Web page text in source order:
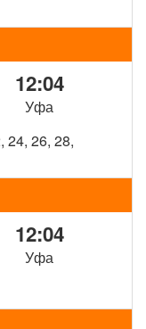
12:04
Уфа
24, 26, 28,
12:04
Уфа